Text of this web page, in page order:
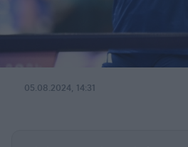
05.08.2024, 14:31